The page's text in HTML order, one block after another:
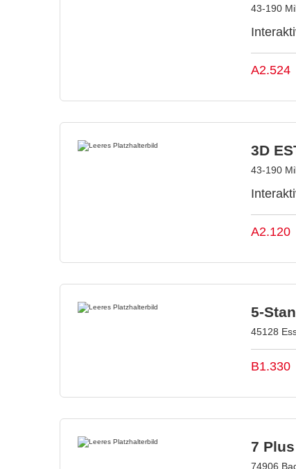
43-190
A2.524
3D
43-190
A2.120
5-
45128
B1.330
7
74906